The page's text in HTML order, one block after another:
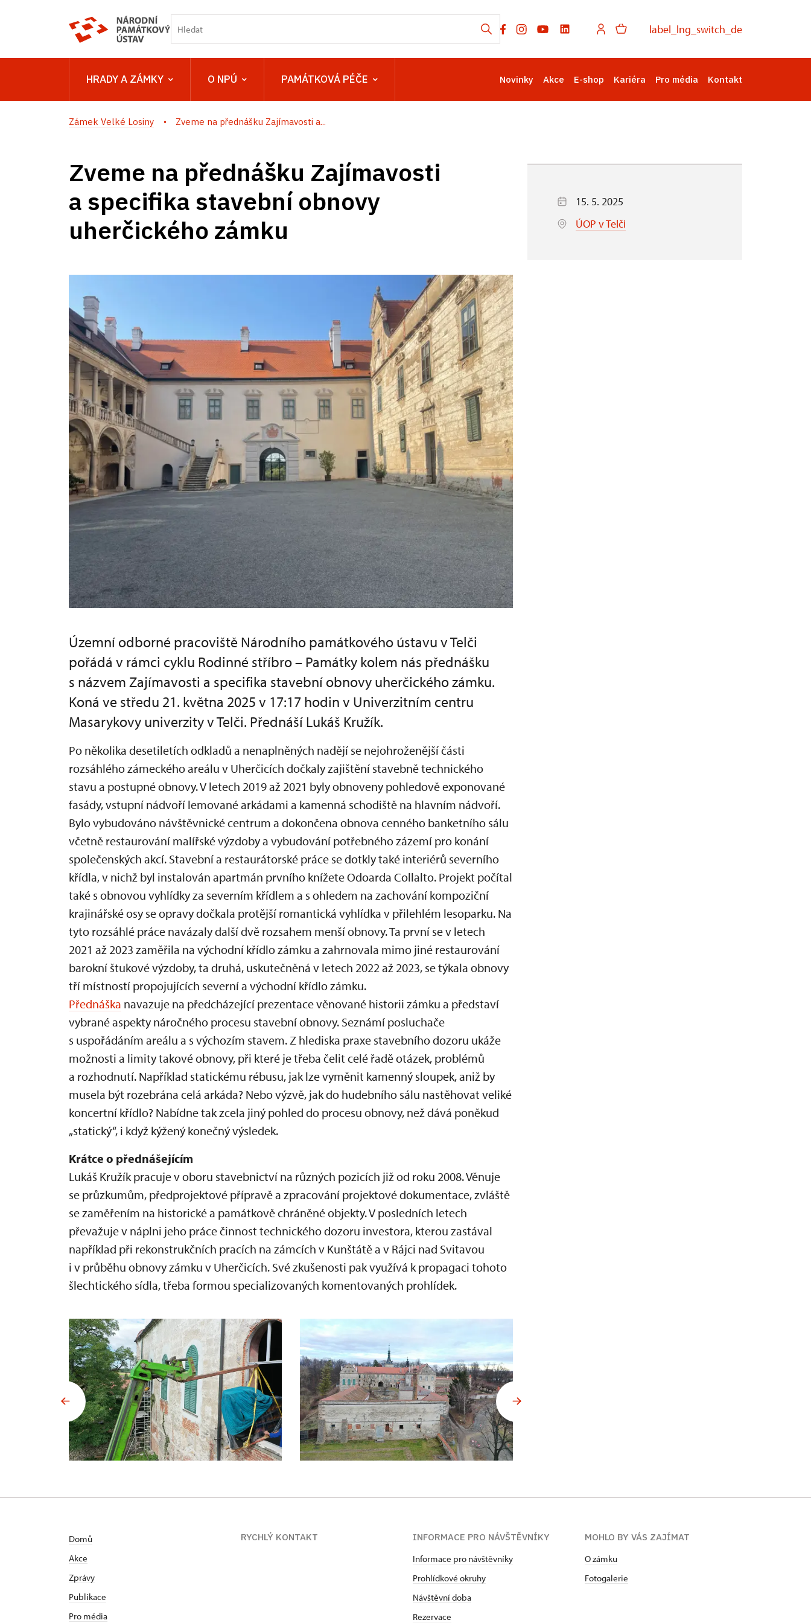
label_lng_switch_de
HRADY A ZÁMKY O NPÚ PAMÁTKOVÁ PÉČE Novinky Akce E-shop Kariéra Pro média Kontakt
Zámek Velké Losiny Zveme na přednášku Zajímavosti a...
Zveme na přednášku Zajímavosti
a specifika stavební obnovy
uherčického zámku
Územní odborné pracoviště Národního památkového ústavu v Telči
pořádá v rámci cyklu Rodinné stříbro – Památky kolem nás přednášku
s názvem Zajímavosti a specifika stavební obnovy uherčického zámku.
Koná ve středu 21. května 2025 v 17:17 hodin v Univerzitním centru
Masarykovy univerzity v Telči. Přednáší Lukáš Kružík.
Po několika desetiletích odkladů a nenaplněných nadějí se nejohroženější části
rozsáhlého zámeckého areálu v Uherčicích dočkaly zajištění stavebně technického
stavu a postupné obnovy. V letech 2019 až 2021 byly obnoveny pohledově exponované
fasády, vstupní nádvoří lemované arkádami a kamenná schodiště na hlavním nádvoří.
Bylo vybudováno návštěvnické centrum a dokončena obnova cenného banketního sálu
včetně restaurování malířské výzdoby a vybudování potřebného zázemí pro konání
společenských akcí. Stavební a restaurátorské práce se dotkly také interiérů severního
křídla, v nichž byl instalován apartmán prvního knížete Odoarda Collalto. Projekt počítal
také s obnovou vyhlídky za severním křídlem a s ohledem na zachování kompoziční
krajinářské osy se opravy dočkala protější romantická vyhlídka v přilehlém lesoparku. Na
tyto rozsáhlé práce navázaly další dvě rozsahem menší obnovy. Ta první se v letech
2021 až 2023 zaměřila na východní křídlo zámku a zahrnovala mimo jiné restaurování
barokní štukové výzdoby, ta druhá, uskutečněná v letech 2022 až 2023, se týkala obnovy
tří místností propojujících severní a východní křídlo zámku.
Přednáška navazuje na předcházející prezentace věnované historii zámku a představí
vybrané aspekty náročného procesu stavební obnovy. Seznámí posluchače
s uspořádáním areálu a s výchozím stavem. Z hlediska praxe stavebního dozoru ukáže
možnosti a limity takové obnovy, při které je třeba čelit celé řadě otázek, problémů
a rozhodnutí. Například statickému rébusu, jak lze vyměnit kamenný sloupek, aniž by
musela být rozebrána celá arkáda? Nebo výzvě, jak do hudebního sálu nastěhovat veliké
koncertní křídlo? Nabídne tak zcela jiný pohled do procesu obnovy, než dává poněkud
„statický“, i když kýžený konečný výsledek.
Krátce o přednášejícím
Lukáš Kružík pracuje v oboru stavebnictví na různých pozicích již od roku 2008. Věnuje
se průzkumům, předprojektové přípravě a zpracování projektové dokumentace, zvláště
se zaměřením na historické a památkově chráněné objekty. V posledních letech
převažuje v náplni jeho práce činnost technického dozoru investora, kterou zastával
například při rekonstrukčních pracích na zámcích v Kunštátě a v Rájci nad Svitavou
i v průběhu obnovy zámku v Uherčicích. Své zkušenosti pak využívá k propagaci tohoto
šlechtického sídla, třeba formou specializovaných komentovaných prohlídek.
15. 5. 2025
ÚOP v Telči
Domů
Akce
Zprávy
Publikace
Pro média
RYCHLÝ KONTAKT
INFORMACE PRO NÁVŠTĚVNÍKY
Informace pro návštěvníky
Prohlídkové okruhy
Návštěvní doba
Rezervace
MOHLO BY VÁS ZAJÍMAT
O zámku
Fotogalerie